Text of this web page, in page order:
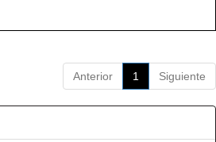
Anterior 1 Siguiente